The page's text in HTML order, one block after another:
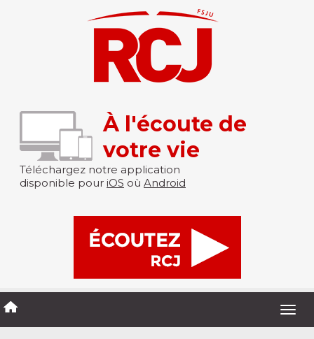
À l'écoute de
votre vie
Téléchargez notre application
disponible pour iOS où Android